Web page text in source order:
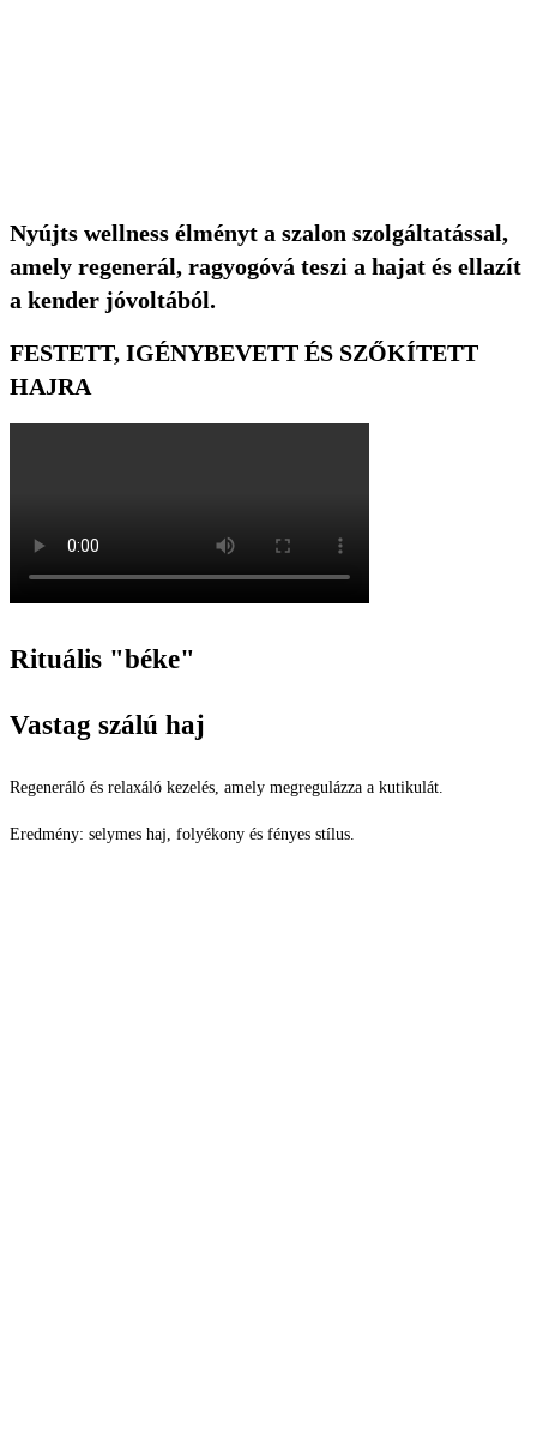
Nyújts wellness élményt a szalon szolgáltatással,
amely regenerál, ragyogóvá teszi a hajat és ellazít
a kender jóvoltából.
FESTETT, IGÉNYBEVETT ÉS SZŐKÍTETT
HAJRA
Rituális "béke"
Vastag szálú haj
Regeneráló és relaxáló kezelés, amely megregulázza a kutikulát.
Eredmény: selymes haj, folyékony és fényes stílus.